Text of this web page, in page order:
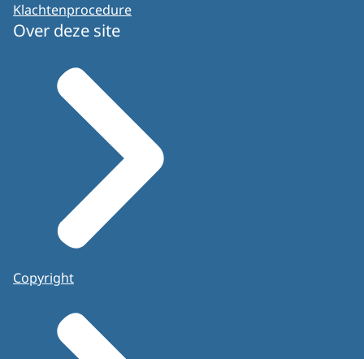
Klachtenprocedure
Over deze site
Copyright